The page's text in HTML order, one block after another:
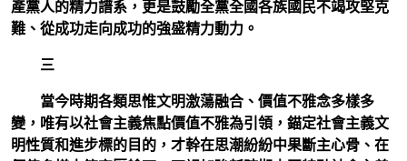
產黨人的精力譜系，更是鼓勵全黨全國各族國民不竭攻堅克
難、從成功走向成功的強盛精力動力。
三
當今時期各類思惟文明激蕩融合、價值不雅念多樣多
變，唯有以社會主義焦點價值不雅為引領，錨定社會主義文
明性質和進步標的目的，才幹在思潮紛紛中果斷主心骨、在